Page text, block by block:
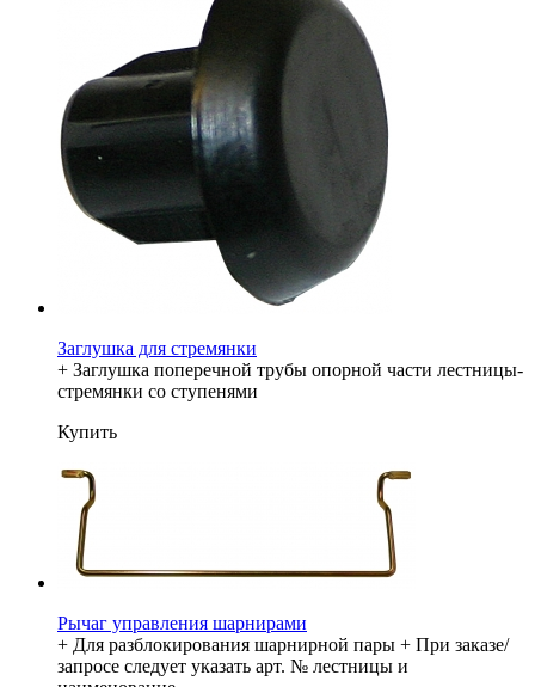
Заглушка для стремянки
+ Заглушка поперечной трубы опорной части лестницы-
стремянки со ступенями
Купить
Рычаг управления шарнирами
+ Для разблокирования шарнирной пары + При заказе/
запросе следует указать арт. № лестницы и